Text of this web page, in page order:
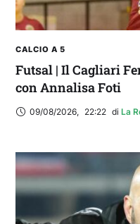
CALCIO A 5
Futsal | Il Cagliari
con Annalisa Foti
09/08/2026, 22:22 di La